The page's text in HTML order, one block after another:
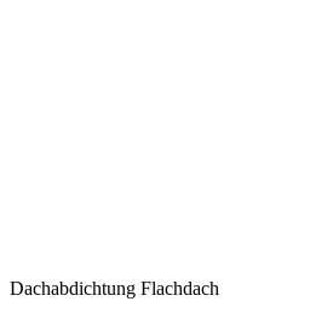
Dachabdichtung Flachdach